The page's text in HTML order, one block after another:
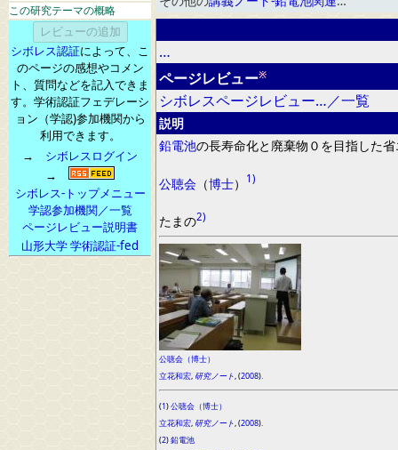
この研究テーマの概略
シボレス認証によって、こ
のページの感想やコメン
ト、質問などを記入できま
す。学術認証フェデレーシ
ョン（学認)参加機関から
利用できます。
→ シボレスログイン
→
シボレス-トップメニュー
学認参加機関／一覧
ページレビュー説明書
山形大学 学術認証-fed
…
ページレビュー※
シボレスページレビュー…／一覧
説明
鉛電池の長寿命化と廃棄物 ０ を目指した省
公聴会 （博士） 1)
たまの2)
公聴会（博士）
立花和宏, 研究ノート, (2008).
(1)公聴会（博士）
立花和宏, 研究ノート, (2008).
(2)鉛電池